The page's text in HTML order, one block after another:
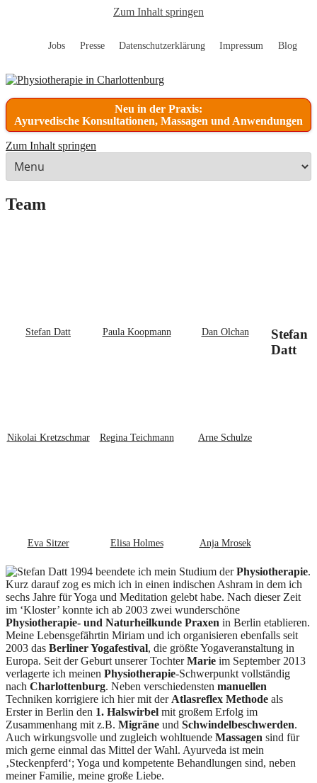
Zum Inhalt springen
Jobs Presse Datenschutzerklärung Impressum Blog
Neu in der Praxis:
Ayurvedische Konsultationen, Massagen und Anwendungen
Zum Inhalt springen
Team
Stefan Datt Paula Koopmann Dan Olchan
Nikolai Kretzschmar Regina Teichmann Arne Schulze
Eva Sitzer Elisa Holmes Anja Mrosek
Stefan
Datt
1994 beendete ich mein Studium derPhysiotherapie.
Kurz darauf zog es mich ich in einen indischen Ashram in dem ich
sechs Jahre für Yoga und Meditation gelebt habe. Nach dieser Zeit
im ‘Kloster’ konnte ich ab 2003 zwei wunderschöne
Physiotherapie- und Naturheilkunde Praxen in Berlin etablieren.
Meine Lebensgefährtin Miriam und ich organisieren ebenfalls seit
2003 das Berliner Yogafestival, die größte Yogaveranstaltung in
Europa. Seit der Geburt unserer TochterMarie im September 2013
verlagerte ich meinen Physiotherapie-Schwerpunkt vollständig
nach Charlottenburg. Neben verschiedensten manuellen
Techniken korrigiere ich hier mit derAtlasreflex Methode als
Erster in Berlin den 1. Halswirbel mit großem Erfolg im
Zusammenhang mit z.B. Migräne und Schwindelbeschwerden.
Auch wirkungsvolle und zugleich wohltuende Massagen sind für
mich gerne einmal das Mittel der Wahl. Ayurveda ist mein
‚Steckenpferd‘; Yoga und kompetente Behandlungen sind, neben
meiner Familie, meine große Liebe.